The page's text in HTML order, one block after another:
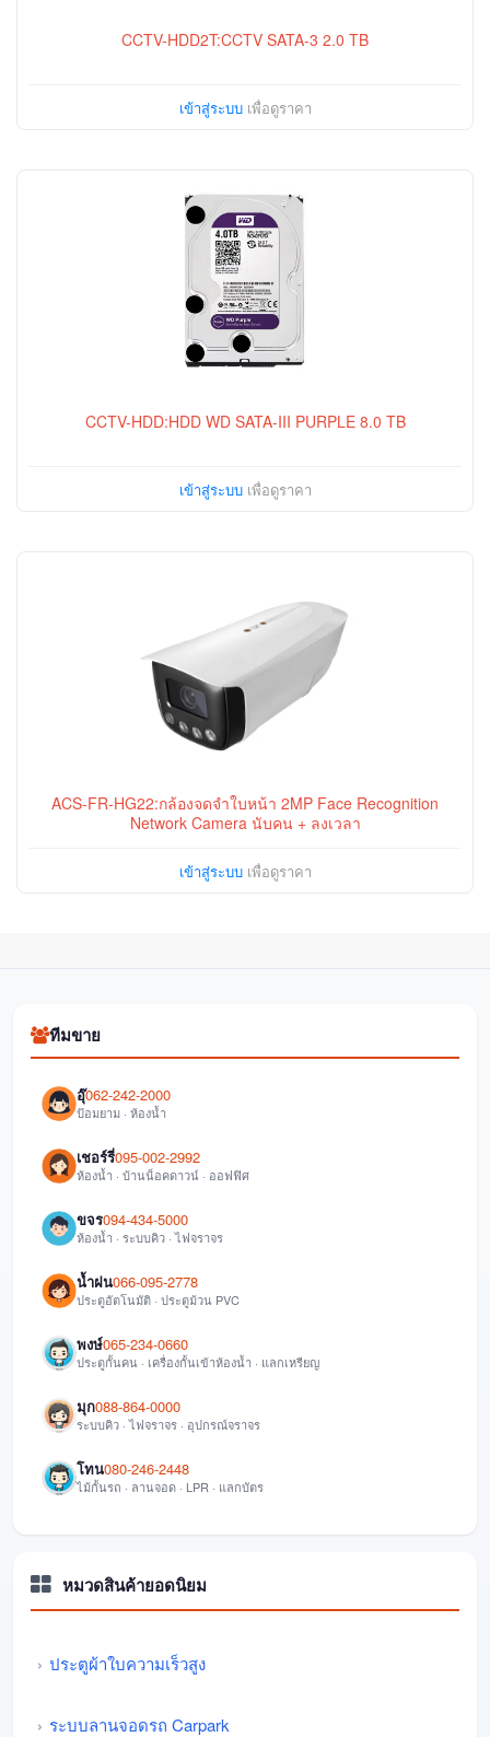
CCTV-HDD2T:CCTV SATA-3 2.0 TB
เข้าสู่ระบบเพื่อดูราคา
CCTV-HDD:HDD WD SATA-III PURPLE 8.0 TB
เข้าสู่ระบบเพื่อดูราคา
ACS-FR-HG22:กล้องจดจำใบหน้า 2MP Face Recognition
Network Camera นับคน + ลงเวลา
เข้าสู่ระบบเพื่อดูราคา
ทีมขาย
อุ๊062-242-2000
ป้อมยาม · ห้องน้ำ
เชอร์รี่095-002-2992
ห้องน้ำ · บ้านน็อคดาวน์ · ออฟฟิศ
ขจร094-434-5000
ห้องน้ำ · ระบบคิว · ไฟจราจร
น้ำฝน066-095-2778
ประตูอัตโนมัติ · ประตูม้วน PVC
พงษ์065-234-0660
ประตูกั้นคน · เครื่องกั้นเข้าห้องน้ำ · แลกเหรียญ
มุก088-864-0000
ระบบคิว · ไฟจราจร · อุปกรณ์จราจร
โทน080-246-2448
ไม้กั้นรถ · ลานจอด · LPR · แลกบัตร
หมวดสินค้ายอดนิยม
ประตูผ้าใบความเร็วสูง
ระบบลานจอดรถ Carpark